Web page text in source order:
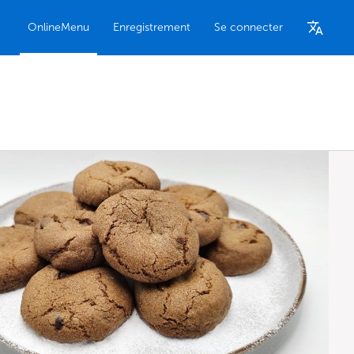
OnlineMenu Enregistrement Se connecter